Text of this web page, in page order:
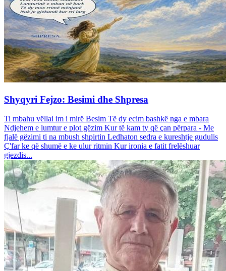
Shyqyri Fejzo: Besimi dhe Shpresa
Ti mbahu vëllai im i mirë Besim Të dy ecim bashkë nga e mbara
Ndjehem e lumtur e plot gëzim Kur të kam ty që çan përpara - Me
fjalë gëzimi ti na mbush shpirtin Ledhaton sedra e kureshtje gudulis
Ç'far ke që shumë e ke ulur ritmin Kur ironia e fatit frelëshuar
gjezdis...